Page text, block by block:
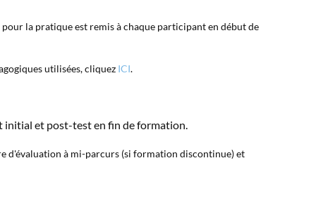
la pratique est remis à chaque participant en début de
utilisées, cliquez ICI.
initial et post-test en fin de formation.
d'évaluation à mi-parcurs (si formation discontinue) et